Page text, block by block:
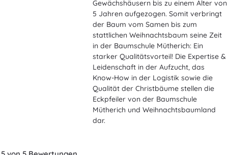
Gewächshäusern bis zu einem Alter von
5 Jahren aufgezogen. Somit verbringt
der Baum vom Samen bis zum
stattlichen Weihnachtsbaum seine Zeit
in der Baumschule Mütherich: Ein
starker Qualitätsvorteil! Die Expertise &
Leidenschaft in der Aufzucht, das
Know-How in der Logistik sowie die
Qualität der Christbäume stellen die
Eckpfeiler von der Baumschule
Mütherich und Weihnachtsbaumland
dar.